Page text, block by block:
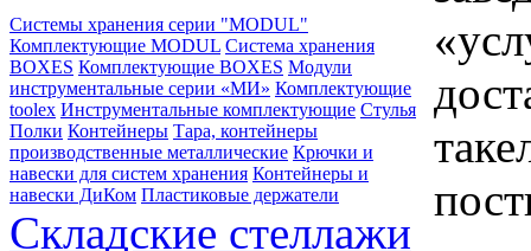
Системы хранения серии "MODUL"
Комплектующие MODUL Система хранения
BOXES Комплектующие BOXES Модули
инструментальные серии «МИ» Комплектующие
toolex Инструментальные комплектующие Стулья
Полки Контейнеры Тара, контейнеры
производственные металлические Крючки и
навески для систем хранения Контейнеры и
навески ДиКом Пластиковые держатели
Складские стеллажи